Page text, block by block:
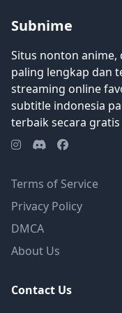
Subnime
Situs nonton
paling lengkap dan
streaming online
subtitle indonesia
terbaik secara
Terms of Service
Privacy Policy
DMCA
About Us
Contact Us